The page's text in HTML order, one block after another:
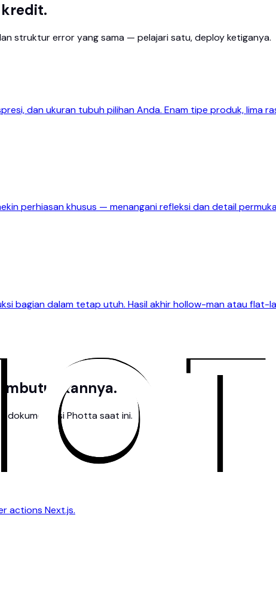
struktur error yang sama — pelajari satu, deploy ketiganya.
dan ukuran tubuh pilihan Anda. Enam tipe produk, lima
perhiasan khusus — menangani refleksi dan detail
bagian dalam tetap utuh. Hasil akhir hollow-man atau flat-
dokumentasi Photta saat ini.
actions Next.js.